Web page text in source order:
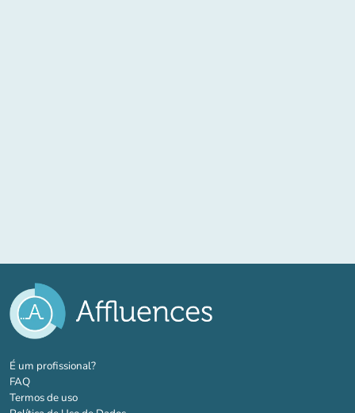
É um profissional?(novo separador)
FAQ
Termos de uso